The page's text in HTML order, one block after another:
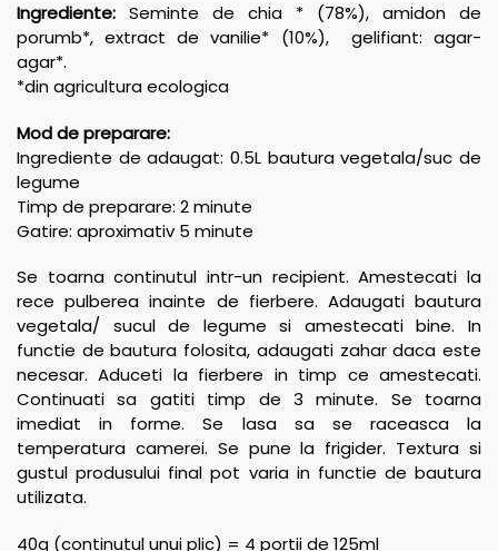
Ingrediente: Seminte de chia * (78%), amidon de
porumb*, extract de vanilie* (10%), gelifiant: agar-
agar*.
*din agricultura ecologica
Mod de preparare:
Ingrediente de adaugat: 0.5L bautura vegetala/suc de
legume
Timp de preparare: 2 minute
Gatire: aproximativ 5 minute
Se toarna continutul intr-un recipient. Amestecati la
rece pulberea inainte de fierbere. Adaugati bautura
vegetala/ sucul de legume si amestecati bine. In
functie de bautura folosita, adaugati zahar daca este
necesar. Aduceti la fierbere in timp ce amestecati.
Continuati sa gatiti timp de 3 minute. Se toarna
imediat in forme. Se lasa sa se raceasca la
temperatura camerei. Se pune la frigider. Textura si
gustul produsului final pot varia in functie de bautura
utilizata.
40g (continutul unui plic) = 4 portii de 125ml